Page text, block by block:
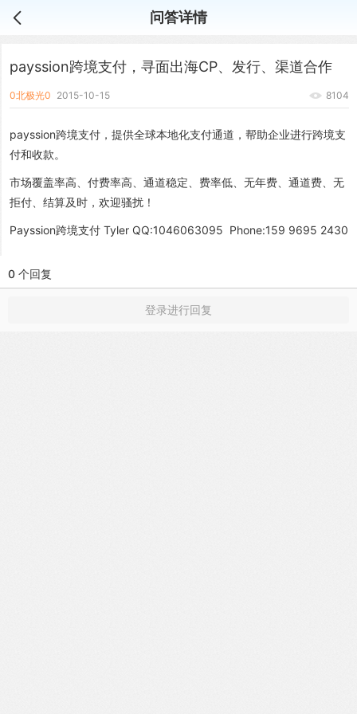
问答详情
payssion跨境支付，寻面出海CP、发行、渠道合作
0北极光0 2015-10-15 8104
payssion跨境支付，提供全球本地化支付通道，帮助企业进行跨境支
付和收款。
市场覆盖率高、付费率高、通道稳定、费率低、无年费、通道费、无
拒付、结算及时，欢迎骚扰！
Payssion跨境支付 Tyler QQ:1046063095 Phone:159 9695 2430
0 个回复
登录进行回复